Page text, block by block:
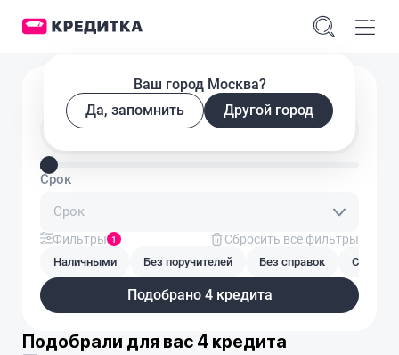
Ваш город Москва?
Да, запомнить
Другой город
Подобрать кредит
Введите сумму кредита
Срок
Срок
Фильтры 1 Сбросить все фильтры
Наличными Без поручителей Без справок С
Подобрано 4 кредита
Подобрали для вас 4 кредита